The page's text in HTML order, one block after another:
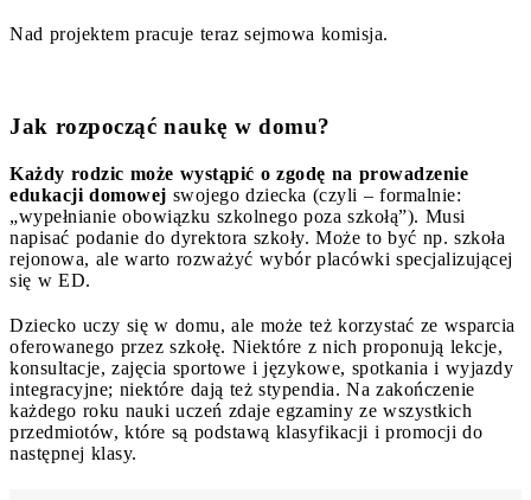
Nad projektem pracuje teraz sejmowa komisja.
Jak rozpocząć naukę w domu?
Każdy rodzic może wystąpić o zgodę na prowadzenie
edukacji domowej swojego dziecka (czyli – formalnie:
„wypełnianie obowiązku szkolnego poza szkołą”). Musi
napisać podanie do dyrektora szkoły. Może to być np. szkoła
rejonowa, ale warto rozważyć wybór placówki specjalizującej
się w ED.
Dziecko uczy się w domu, ale może też korzystać ze wsparcia
oferowanego przez szkołę. Niektóre z nich proponują lekcje,
konsultacje, zajęcia sportowe i językowe, spotkania i wyjazdy
integracyjne; niektóre dają też stypendia. Na zakończenie
każdego roku nauki uczeń zdaje egzaminy ze wszystkich
przedmiotów, które są podstawą klasyfikacji i promocji do
następnej klasy.